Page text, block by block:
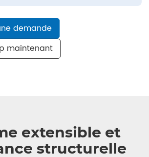
demande
maintenant
extensible et
structurelle